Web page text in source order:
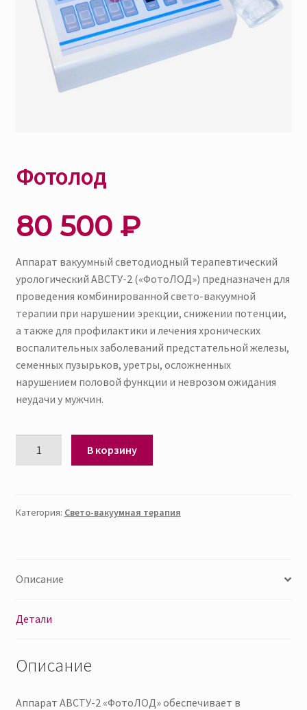
Гарантия
Контакты
Фотолод
80 500 ₽
Аппарат вакуумный светодиодный терапевтический
урологический АВСТУ-2 («ФотоЛОД») предназначен для
проведения комбинированной свето-вакуумной
терапии при нарушении эрекции, снижении потенции,
а также для профилактики и лечения хронических
воспалительных заболеваний предстательной железы,
семенных пузырьков, уретры, осложненных
нарушением половой функции и неврозом ожидания
неудачи у мужчин.
В корзину
Категория: Свето-вакуумная терапия
Описание
Детали
Описание
Аппарат АВСТУ-2 «ФотоЛОД» обеспечивает в